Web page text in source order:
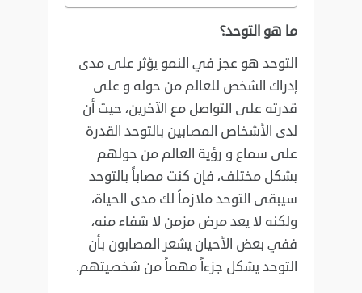
ما هو التوحد؟
التوحد هو عجز في النمو يؤثر على مدى
إدراك الشخص للعالم من حوله و على
قدرته على التواصل مع ‏الآخرين، حيث أن
لدى الأشخاص المصابين بالتوحد القدرة
على سماع و رؤية العالم من حولهم
بشكل مختلف، ‏فإن كنت مصاباً بالتوحد
سيبقى التوحد ملازماً لك مدى الحياة،
ولكنه لا يعد مرض مزمن لا شفاء منه،
ففي ‏بعض الأحيان يشعر المصابون بأن
التوحد يشكل جزءاً مهماً من شخصيتهم. ‏